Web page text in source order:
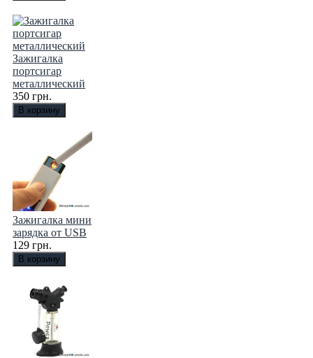
Зажигалка
портсигар
металлический
350 грн.
Зажигалка мини
зарядка от USB
129 грн.